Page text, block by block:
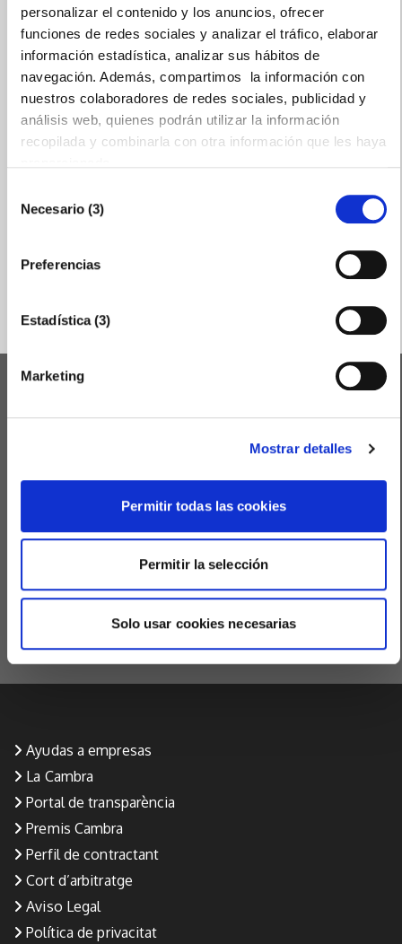
personalizar el contenido y los anuncios, ofrecer
funciones de redes sociales y analizar el tráfico, elaborar
información estadística, analizar sus hábitos de
navegación. Además, compartimos la información con
nuestros colaboradores de redes sociales, publicidad y
análisis web, quienes podrán utilizar la información
recopilada y combinarla con otra información que les haya
Necesario (3)
Preferencias
Estadística (3)
Marketing
Mostrar detalles
Permitir todas las cookies
Permitir la selección
Solo usar cookies necesarias
He llegit i estic d'acord amb Política de privacitat
QUALICER 2022
ENACTIO - CLUB DE NEGOCIOS
DELEGACIONS DE LA CAMBRA
Ayudas a empresas
La Cambra
Portal de transparència
Premis Cambra
Perfil de contractant
Cort d’arbitratge
Aviso Legal
Política de privacitat